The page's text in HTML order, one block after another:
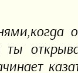
ты